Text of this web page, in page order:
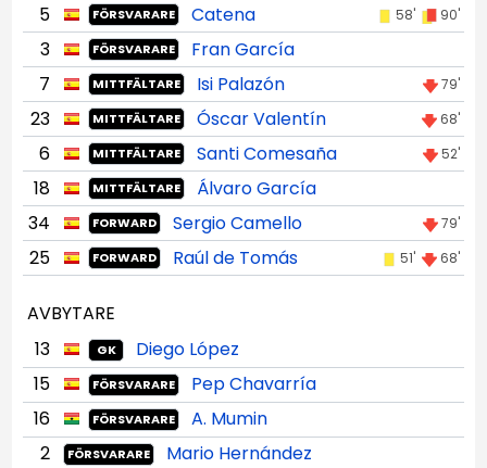
5
FÖRSVARARE Catena 58' 90'
3 FÖRSVARARE
Fran García
7
MITTFÄLTARE Isi Palazón 79'
23 MITTFÄLTARE Óscar Valentín 68'
6 MITTFÄLTARE Santi Comesaña 52'
18 MITTFÄLTARE
Álvaro García
34
FORWARD Sergio Camello 79'
25 FORWARD Raúl de Tomás 51' 68'
AVBYTARE
13
GK
Diego López
15
FÖRSVARARE
Pep Chavarría
16
FÖRSVARARE
A. Mumin
2
FÖRSVARARE
Mario Hernández